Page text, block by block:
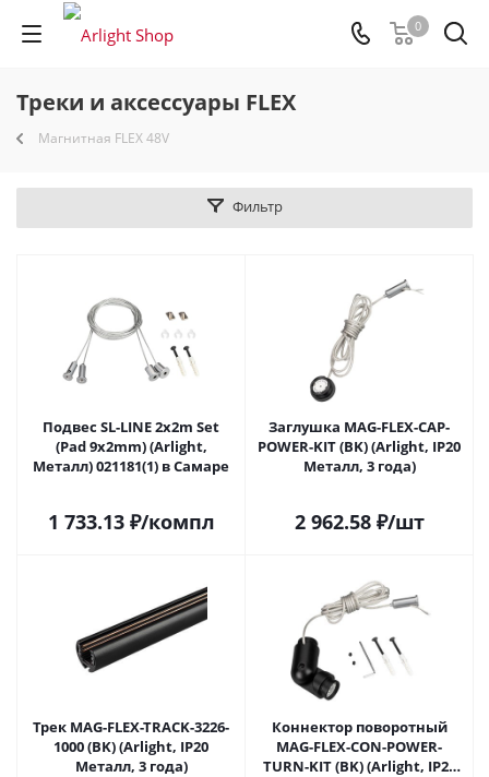
0
Треки и аксессуары FLEX
Магнитная FLEX 48V
Фильтр
Подвес SL-LINE 2x2m Set
(Pad 9x2mm) (Arlight,
Металл) 021181(1) в Самаре
1 733.13₽/компл
Заглушка MAG-FLEX-CAP-
POWER-KIT (BK) (Arlight, IP20
Металл, 3 года)
2 962.58₽/шт
Трек MAG-FLEX-TRACK-3226-
1000 (BK) (Arlight, IP20
Металл, 3 года)
Коннектор поворотный
MAG-FLEX-CON-POWER-
TURN-KIT (BK) (Arlight, IP20